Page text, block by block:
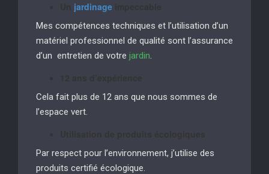
jardinage
Mes compétences techniques et l’utilisation d’un
matériel professionnel de qualité sont l’assurance
d’un entretien de votre jardin.
Cela fait plus de 12 ans que nous sommes de
l’espace vert.
Par respect pour l’environnement, j’utilise des
produits certifié écologique.